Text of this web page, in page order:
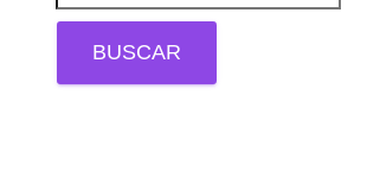
BUSCAR